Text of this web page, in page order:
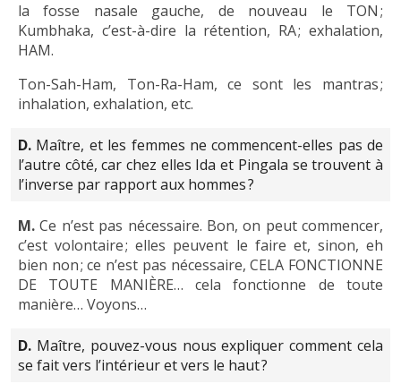
la fosse nasale gauche, de nouveau le TON ;
Kumbhaka, c’est-à-dire la rétention, RA ; exhalation,
HAM.
Ton-Sah-Ham, Ton-Ra-Ham, ce sont les mantras ;
inhalation, exhalation, etc.
D. Maître, et les femmes ne commencent-elles pas de
l’autre côté, car chez elles Ida et Pingala se trouvent à
l’inverse par rapport aux hommes ?
M. Ce n’est pas nécessaire. Bon, on peut commencer,
c’est volontaire ; elles peuvent le faire et, sinon, eh
bien non ; ce n’est pas nécessaire, CELA FONCTIONNE
DE TOUTE MANIÈRE… cela fonctionne de toute
manière… Voyons…
D. Maître, pouvez-vous nous expliquer comment cela
se fait vers l’intérieur et vers le haut ?